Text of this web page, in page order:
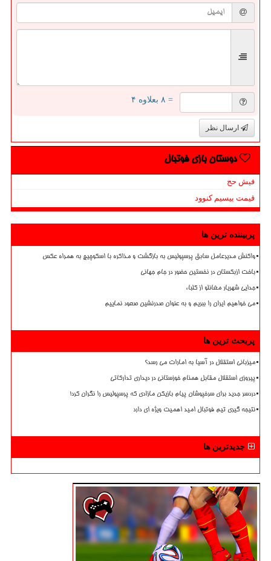
= ۸ بعلاوه ۴
ارسال نظر
دوستان بازی فوتبال
فیش حج
قیمت بیسیم کنوود
پربیننده ترین ها
واکنش مدیرعامل سابق پرسپولیس به بازگشت و مذاکره با اسکوچیچ به همراه عکس
باخت ازبکستان در نخستین حضور در جام جهانی
جدایی شهریار مغانلو از کلباء
می خواهیم ایران را ببریم و به عنوان صدرنشین صعود نماییم
پربحث ترین ها
میزبانی استقلال در آسیا به امارات می رسد؟
پیروزی استقلال مقابل همنام خوزستانی در دیداری تدارکاتی
دردسر جدید برای سرخپوشان پیام بازیکن مازادی که پرسپولیس را نگران کرد!
نتیجه گیری تیم فوتبال امید اهمیت ویژه ای دارد
جدیدترین ها